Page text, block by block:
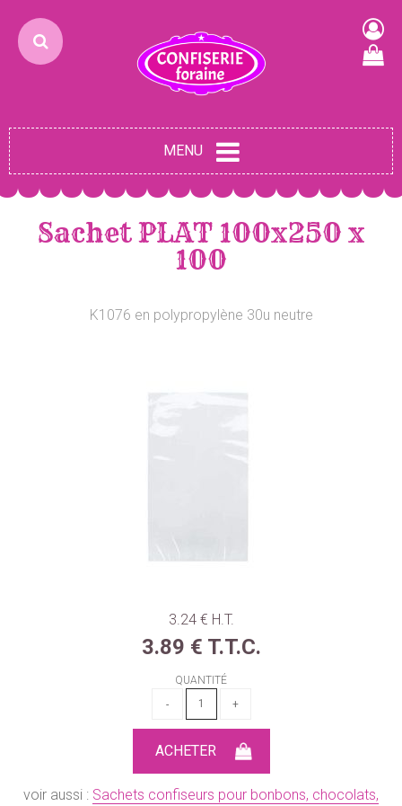
MENU
Sachet PLAT 100x250 x
100
K1076 en polypropylène 30u neutre
3.24€ H.T.
3.89 € T.T.C.
QUANTITÉ
voir aussi : Sachets confiseurs pour bonbons, chocolats,